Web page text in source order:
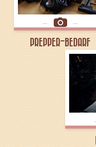
PREPPER-BEDARF